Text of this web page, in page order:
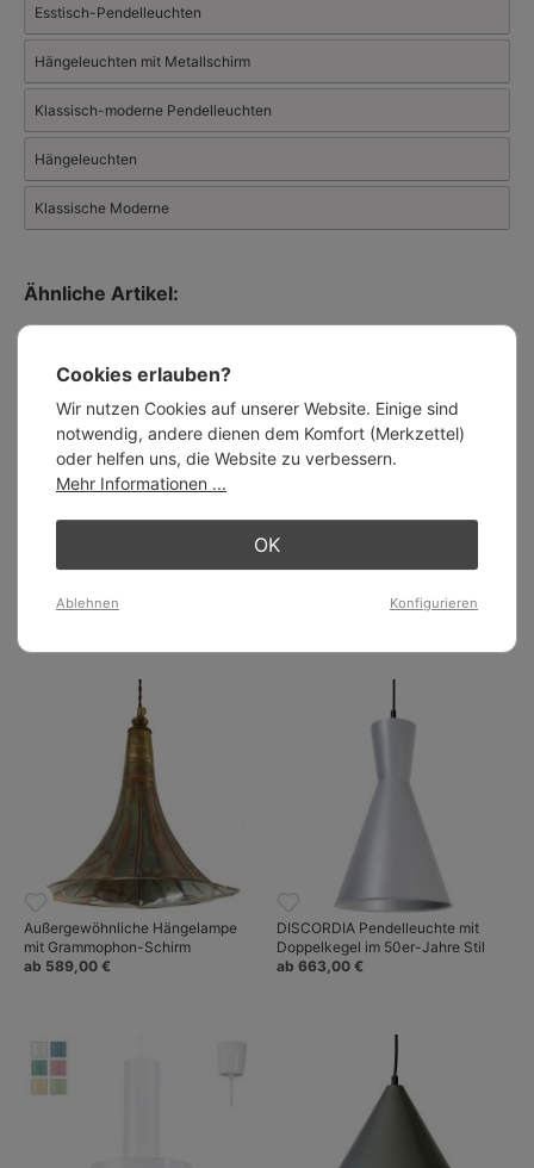
langlebiger als die meisten herkömmlichen Lacke. Bei uns als
Fachändler erhalten Sie alle Bolich-Standardmodelle und
Sonderanfertigungen mit kompetenter Beratung.
Videos und mehr überBolich: Klassische Leuchten im
Industriestil
Der Hersteller hat auch eine sehr umfangreiche und ansehnliche
Auswahl anAußenleuchten
Esstisch-Pendelleuchten
Hängeleuchten mit Metallschirm
Klassisch-moderne Pendelleuchten
Hängeleuchten
Klassische Moderne
Ähnliche Artikel:
Kleine Trichter-Pendelleuchte aus
418,00 €
HAMELN Hängeleuchte mit
Außergewöhnliche Hängelampe
mit Grammophon-Schirm
ab 589,00 €
DISCORDIA Pendelleuchte mit
Doppelkegel im 50er-Jahre Stil
ab 663,00 €
Cookies erlauben?
Wir nutzen Cookies auf unserer Website. Einige sind
notwendig, andere dienen dem Komfort (Merkzettel)
oder helfen uns, die Website zu verbessern.
Mehr Informationen ...
OK
Ablehnen Konfigurieren